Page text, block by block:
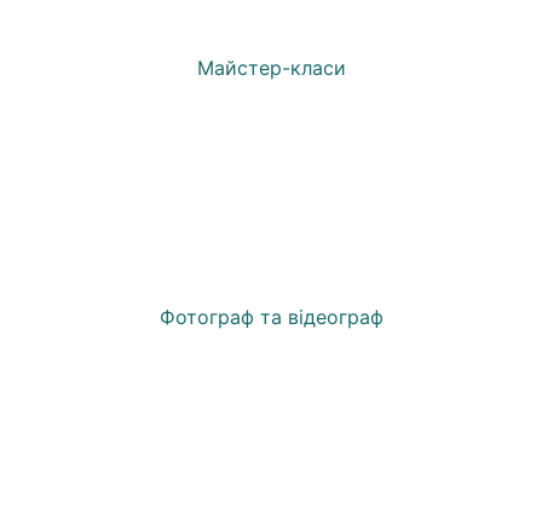
Майстер-класи
Фотограф та відеограф